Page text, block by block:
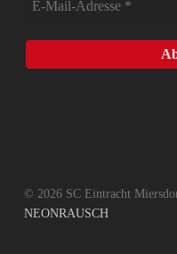
© 2026 SC Eintracht
NEONRAUSCH